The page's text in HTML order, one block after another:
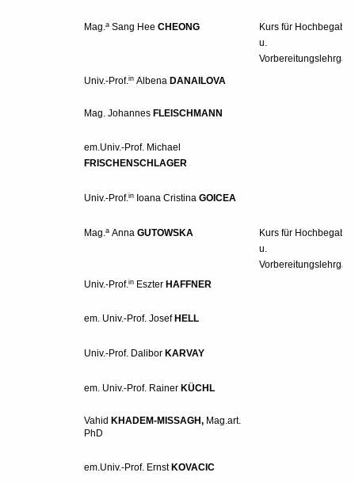
Mag.a Sang Hee CHEONG
Kurs für Hochbegabte
u.
Univ.-Prof.in Albena DANAILOVA
Mag. Johannes FLEISCHMANN
em.Univ.-Prof. Michael
FRISCHENSCHLAGER
Univ.-Prof.in Ioana Cristina GOICEA
Mag.a Anna GUTOWSKA
Kurs für Hochbegabte
u.
Univ.-Prof.in Eszter HAFFNER
em. Univ.-Prof. Josef HELL
Univ.-Prof. Dalibor KARVAY
em. Univ.-Prof. Rainer KÜCHL
Vahid KHADEM-MISSAGH, Mag.art.
PhD
em.Univ.-Prof. Ernst KOVACIC